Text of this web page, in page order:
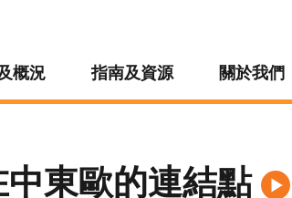
概況 指南及資源 關於我們
東歐的連結點